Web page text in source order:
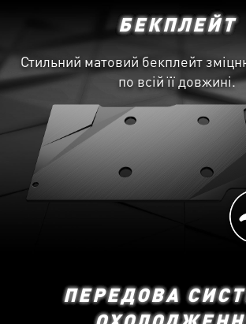
БЕКПЛЕЙТ
Стильний матовий бекплейт
по всій її довжині.
ПЕРЕДОВА